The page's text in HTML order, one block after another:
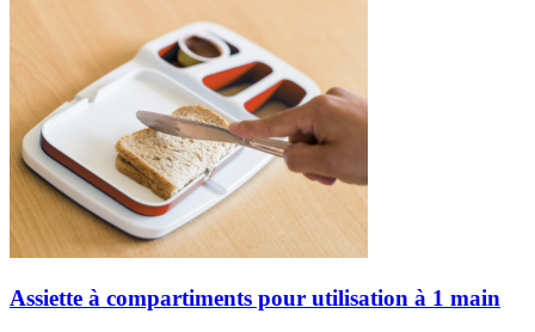
Assiette à compartiments pour utilisation à 1 main